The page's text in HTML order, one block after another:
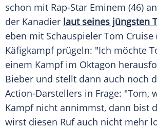
schon mit Rap-Star Eminem (46)
der Kanadier laut seines jüngsten
eben mit Schauspieler Tom Cruise
Käfigkampfprügeln: "Ich möchte
einem Kampf im Oktagon
Bieber und stellt dann auch noch
Action-Darstellers in Frage: "Tom,
Kampf nicht annimmst, dann bist
wirst diesen Ruf auch nicht mehr